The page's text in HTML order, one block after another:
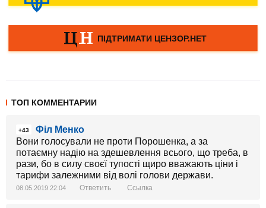
ТОП КОММЕНТАРИИ
+43
Філ Менко
Вони голосували не проти Порошенка, а за
потаємну надію на здешевлення всього, що треба, в
рази, бо в силу своєї тупості щиро вважають ціни і
тарифи залежними від волі голови держави.
08.05.2019 22:04 Ответить Ссылка